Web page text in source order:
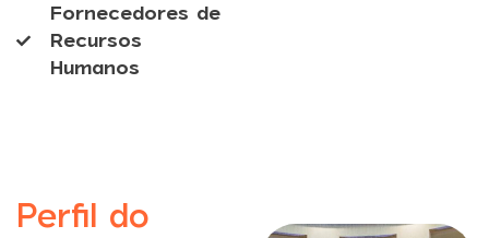
Fornecedores de
Recursos
Humanos
Perfil do